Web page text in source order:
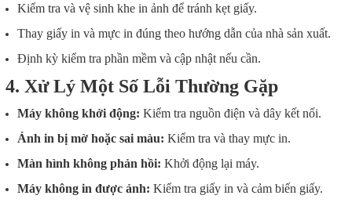
Kiểm tra và vệ sinh khe in ảnh để tránh kẹt giấy.
Thay giấy in và mực in đúng theo hướng dẫn của nhà sản xuất.
Định kỳ kiểm tra phần mềm và cập nhật nếu cần.
4. Xử Lý Một Số Lỗi Thường Gặp
Máy không khởi động: Kiểm tra nguồn điện và dây kết nối.
Ảnh in bị mờ hoặc sai màu: Kiểm tra và thay mực in.
Màn hình không phản hồi: Khởi động lại máy.
Máy không in được ảnh: Kiểm tra giấy in và cảm biến giấy.